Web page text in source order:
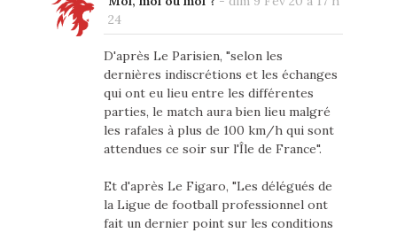
24
D'après Le Parisien, "selon les
dernières indiscrétions et les échanges
qui ont eu lieu entre les différentes
parties, le match aura bien lieu malgré
les rafales à plus de 100 km/h qui sont
attendues ce soir sur l'Île de France".
Et d'après Le Figaro, "Les délégués de
la Ligue de football professionnel ont
fait un dernier point sur les conditions